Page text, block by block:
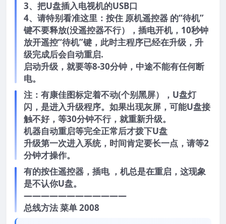
3、把U盘插入电视机的USB口
4、请特别看准这里：按住 原机遥控器 的“待机”
键不要释放(没遥控器不行），插电开机，10秒钟
放开遥控“待机”键，此时主程序已经在升级，升
级完成后会自动重启.
启动升级，就要等8-30分钟，中途不能有任何断
电。
注：有康佳图标定着不动(个别黑屏），U盘灯
闪，是进入升级程序。如果出现灰屏，可能U盘接
触不好，等30分钟不行，就重新升级。
机器自动重启等完全正常后才拨下U盘
升级第一次进入系统，时间肯定要长一点，请等2
分钟才操作。
有的按住遥控器，插电 ，机总是在重启，这现象
是不认你U盘。
————————————
总线方法 菜单 2008